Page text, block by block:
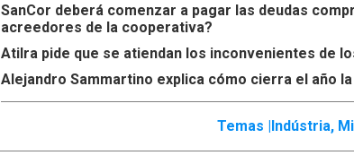
SanCor deberá comenzar a pagar las deudas
acreedores de la cooperativa?
Atilra pide que se atiendan los inconvenientes de
Alejandro Sammartino explica cómo cierra el año
Temas | Indústria,